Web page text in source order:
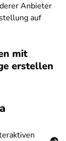
Anbieter
auf
mit
erstellen